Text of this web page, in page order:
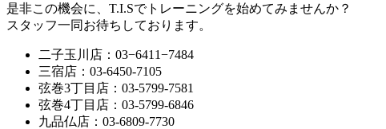
是非この機会に、T.I.Sでトレーニングを始めてみませんか？
スタッフ一同お待ちしております。
二子玉川店：03−6411−7484
三宿店：03-6450-7105
弦巻3丁目店：03-5799-7581
弦巻4丁目店：03-5799-6846
九品仏店：03-6809-7730